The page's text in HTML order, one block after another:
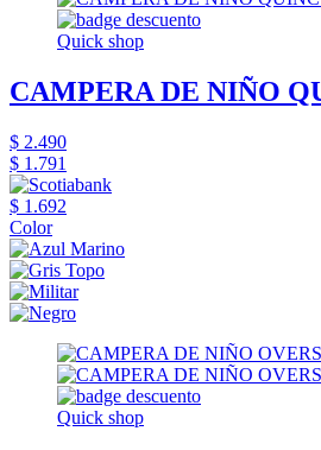
Quick shop
CAMPERA DE NIÑO
$ 2.490
$ 1.791
$ 1.692
Color
Quick shop